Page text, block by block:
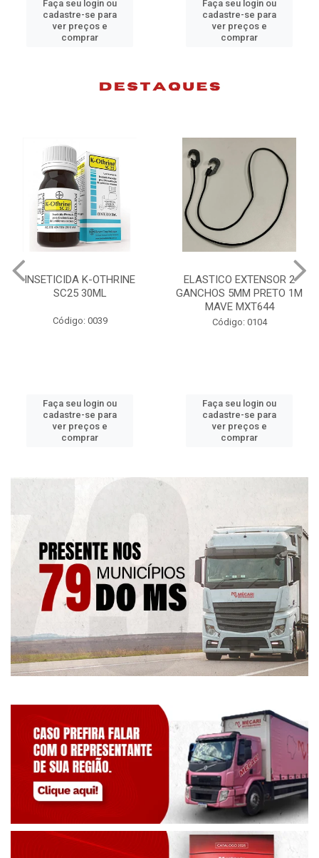
Faça seu login ou
cadastre-se para
ver preços e
Faça seu login ou
cadastre-se para
ver preços e
INSETICIDA K-OTHRINE
SC25 30ML
Código: 0039
Faça seu login ou
cadastre-se para
ver preços e
comprar
ELASTICO EXTENSOR 2
GANCHOS 5MM PRETO 1M
MAVE MXT644
Código: 0104
Faça seu login ou
cadastre-se para
ver preços e
comprar